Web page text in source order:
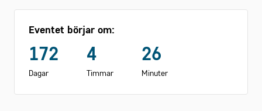
Eventet börjar om:
172
Dagar
4
Timmar
26
Minuter